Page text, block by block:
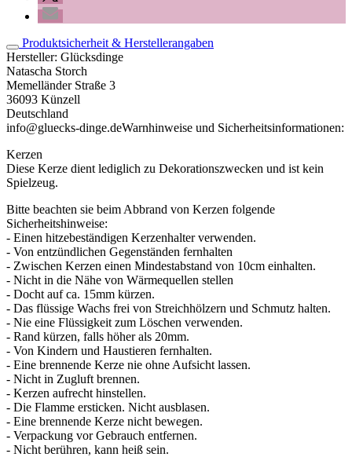
Produktsicherheit & Herstellerangaben
Hersteller: Glücksdinge
Natascha Storch
Memelländer Straße 3
36093 Künzell
Deutschland
info@gluecks-dinge.deWarnhinweise und Sicherheitsinformationen:
Kerzen
Diese Kerze dient lediglich zu Dekorationszwecken und ist kein
Spielzeug.
Bitte beachten sie beim Abbrand von Kerzen folgende
Sicherheitshinweise:
- Einen hitzebeständigen Kerzenhalter verwenden.
- Von entzündlichen Gegenständen fernhalten
- Zwischen Kerzen einen Mindestabstand von 10cm einhalten.
- Nicht in die Nähe von Wärmequellen stellen
- Docht auf ca. 15mm kürzen.
- Das flüssige Wachs frei von Streichhölzern und Schmutz halten.
- Nie eine Flüssigkeit zum Löschen verwenden.
- Rand kürzen, falls höher als 20mm.
- Von Kindern und Haustieren fernhalten.
- Eine brennende Kerze nie ohne Aufsicht lassen.
- Nicht in Zugluft brennen.
- Kerzen aufrecht hinstellen.
- Die Flamme ersticken. Nicht ausblasen.
- Eine brennende Kerze nicht bewegen.
- Verpackung vor Gebrauch entfernen.
- Nicht berühren, kann heiß sein.